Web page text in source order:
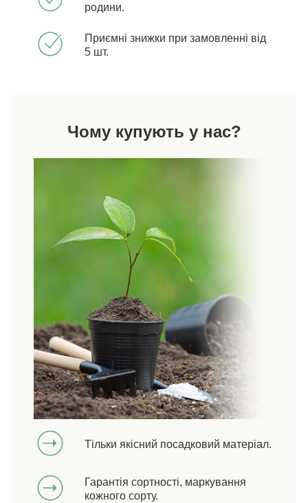
родини.
Приємні знижки при замовленні від
5 шт.
Чому купують у нас?
Тільки якісний посадковий матеріал.
Гарантія сортності, маркування
кожного сорту.